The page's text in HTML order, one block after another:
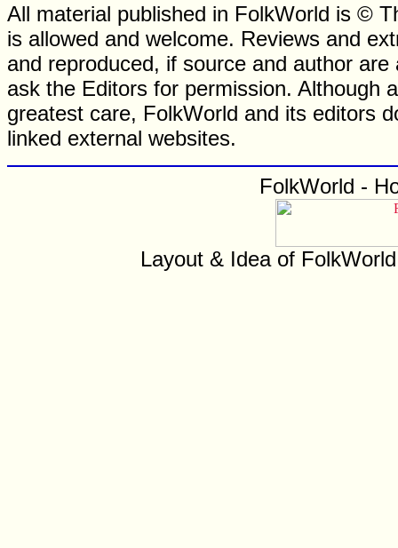
All material published in FolkWorld is ©
is allowed and welcome. Reviews and
and reproduced, if source and author
ask the Editors for permission. Although
greatest care, FolkWorld and its editors
linked external websites.
FolkWorld -
Layout & Idea of